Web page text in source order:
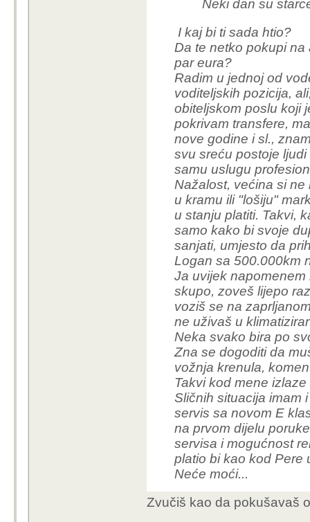
Također u ZG rođen
vidim da svi koji
Sveg što si nabrojao
bilo gdje
osobno sam rođen i
pa se priženio u zadar i
u zg idem rijetko i skoro
se vraćam, osim u rijetkim
osjećaj nostalgije kad
me prođe
nedavno sam bio s
nisam pohvatao većinu
niti nepristojnost niti bilo
vidio sam bajkove i
negativno ili pozitivno baš i
mene od zagreba odbija
ljudi maksimalno otuđili
suosjećanja, ljudskog
gradu i zato se nikad više
naživcirat i neke od
0 HVALA 1
Re: Prva vožnja
Da malo ubodem
je veća plaća nego
Bravo Rimac samo tako ,
Budi promjena koju želiš